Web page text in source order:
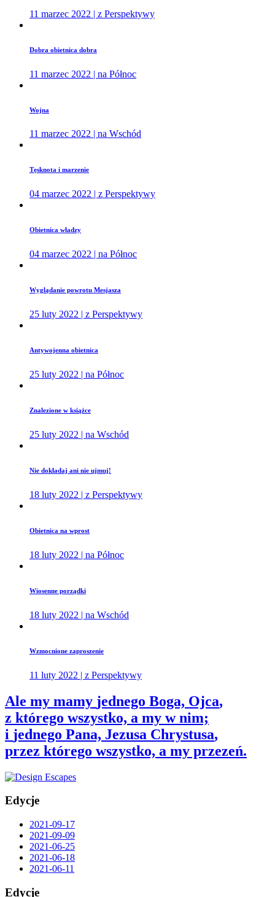
11 marzec 2022 | z Perspektywy
Dobra obietnica dobra
11 marzec 2022 | na Północ
Wojna
11 marzec 2022 | na Wschód
Tęsknota i marzenie
04 marzec 2022 | z Perspektywy
Obietnica władzy
04 marzec 2022 | na Północ
Wyglądanie powrotu Mesjasza
25 luty 2022 | z Perspektywy
Antywojenna obietnica
25 luty 2022 | na Północ
Znalezione w książce
25 luty 2022 | na Wschód
Nie dokładaj ani nie ujmuj!
18 luty 2022 | z Perspektywy
Obietnica na wprost
18 luty 2022 | na Północ
Wiosenne porządki
18 luty 2022 | na Wschód
Wzmocnione zaproszenie
11 luty 2022 | z Perspektywy
Ale my mamy jednego Boga, Ojca,
z którego wszystko, a my w nim;
i jednego Pana, Jezusa Chrystusa,
przez którego wszystko, a my przezeń.
Edycje
2021-09-17
2021-09-09
2021-06-25
2021-06-18
2021-06-11
Edycje